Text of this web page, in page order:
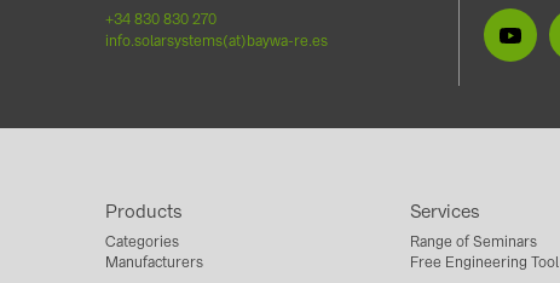
+34 830 830 270
info.solarsystems(at)baywa-re.es
Products
Categories
Manufacturers
Services
Range of Seminars
Free Engineering Tool